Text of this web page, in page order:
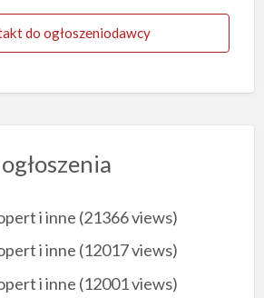
do ogłoszeniodawcy
i inne (21366 views)
i inne (12017 views)
i inne (12001 views)